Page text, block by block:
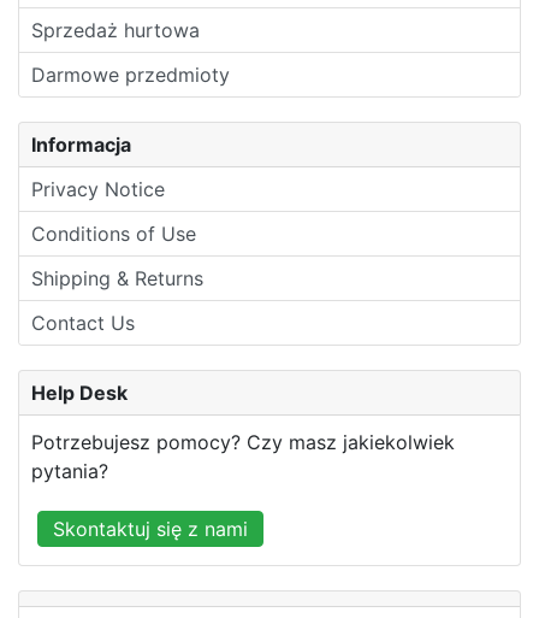
Sprzedaż hurtowa
Darmowe przedmioty
Informacja
Privacy Notice
Conditions of Use
Shipping & Returns
Contact Us
Help Desk
Potrzebujesz pomocy? Czy masz jakiekolwiek
pytania?
Skontaktuj się z nami